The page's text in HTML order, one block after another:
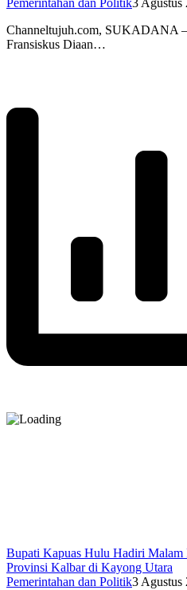
Pemerintahan dan Politik3 Agustus
Channeltujuh.com, SUKADANA
Fransiskus Diaan…
Bupati Kapuas Hulu Hadiri
Provinsi Kalbar di Kayong Utara
Pemerintahan dan Politik3 Agustus